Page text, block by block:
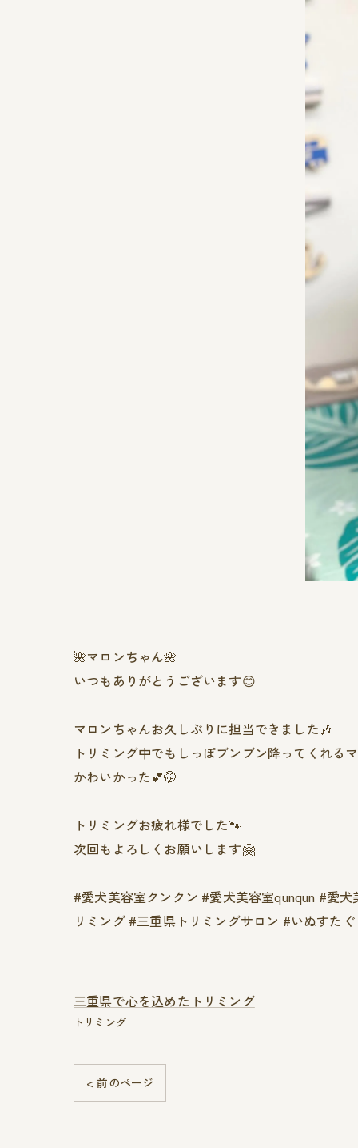
🌺マロンちゃん🌺
いつもありがとうございます😊
マロンちゃんお久しぶりに担当できました🎶
トリミング中でもしっぽブンブン降ってくれる
かわいかった💕🤭
トリミングお疲れ様でした🐾
次回もよろしくお願いします🤗
#愛犬美容室クンクン #愛犬美容室qunqun #愛
リミング #三重県トリミングサロン #いぬすた
三重県で心を込めたトリミング
トリミング
< 前のページ